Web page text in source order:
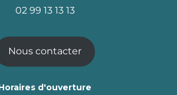
02 99 13 13 13
Nous contacter
d'ouverture